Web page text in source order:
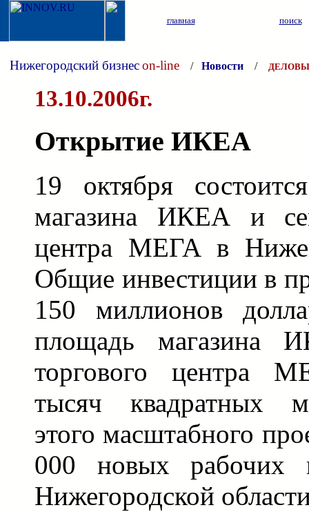
главная поиск
Нижегородский бизнесon-line / Новости /
13.10.2006г.
Открытие ИКЕА
19 октября
магазина ИКЕА и
центра МЕГА в
Общие инвестиции в
150 миллионов
площадь магазина
торгового центра
тысяч квадратных
этого масштабного
000 новых рабочих
Нижегородской